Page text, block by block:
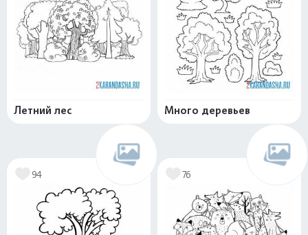
Летний лес Много деревьев
94 76